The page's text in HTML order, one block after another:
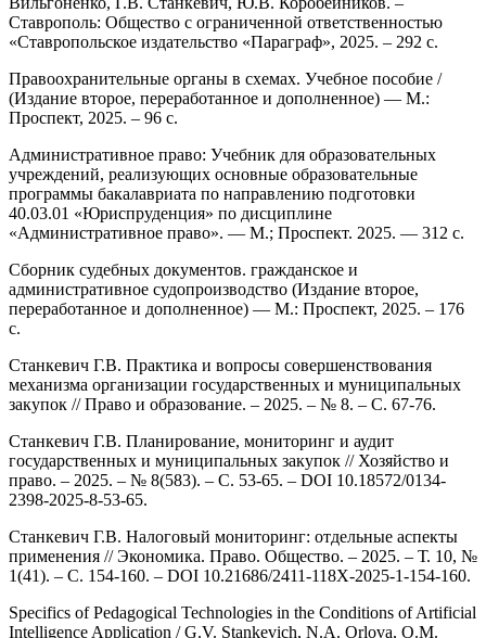
Ставрополь: Общество с ограниченной ответственностью
«Ставропольское издательство «Параграф», 2025. – 292 с.
Правоохранительные органы в схемах. Учебное пособие /
(Издание второе, переработанное и дополненное) — М.:
Проспект, 2025. – 96 с.
Административное право: Учебник для образовательных
учреждений, реализующих основные образовательные
программы бакалавриата по направлению подготовки
40.03.01 «Юриспруденция» по дисциплине
«Административное право». — М.; Проспект. 2025. — 312 с.
Сборник судебных документов. гражданское и
административное судопроизводство (Издание второе,
переработанное и дополненное) — М.: Проспект, 2025. – 176
с.
Станкевич Г.В. Практика и вопросы совершенствования
механизма организации государственных и муниципальных
закупок // Право и образование. – 2025. – № 8. – С. 67-76.
Станкевич Г.В. Планирование, мониторинг и аудит
государственных и муниципальных закупок // Хозяйство и
право. – 2025. – № 8(583). – С. 53-65. – DOI 10.18572/0134-
2398-2025-8-53-65.
Станкевич Г.В. Налоговый мониторинг: отдельные аспекты
применения // Экономика. Право. Общество. – 2025. – Т. 10, №
1(41). – С. 154-160. – DOI 10.21686/2411-118X-2025-1-154-160.
Specifics of Pedagogical Technologies in the Conditions of Artificial
Intelligence Application / G.V. Stankevich, N.A. Orlova, O.M.